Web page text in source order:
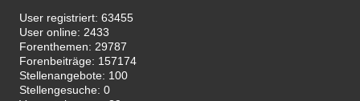
User registriert:63455
User online: 2433
Forenthemen: 29787
Forenbeiträge: 157174
Stellenangebote: 100
Stellengesuche:0